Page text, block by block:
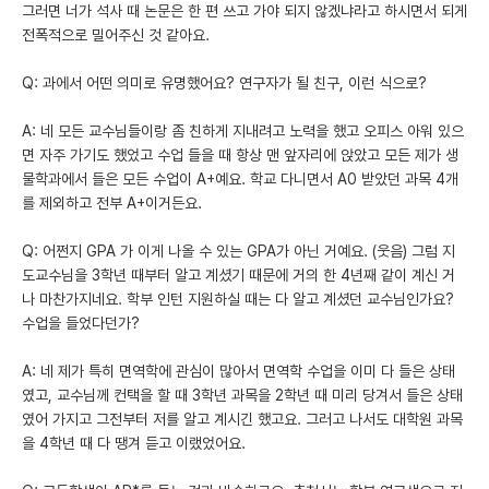
그러면 너가 석사 때 논문은 한 편 쓰고 가야 되지 않겠냐라고 하시면서 되게
전폭적으로 밀어주신 것 같아요.
Q: 과에서 어떤 의미로 유명했어요? 연구자가 될 친구, 이런 식으로?
A: 네 모든 교수님들이랑 좀 친하게 지내려고 노력을 했고 오피스 아워 있으
면 자주 가기도 했었고 수업 들을 때 항상 맨 앞자리에 앉았고 모든 제가 생
물학과에서 들은 모든 수업이 A+예요. 학교 다니면서 A0 받았던 과목 4개
를 제외하고 전부 A+이거든요.
Q: 어쩐지 GPA 가 이게 나올 수 있는 GPA가 아닌 거예요. (웃음) 그럼 지
도교수님을 3학년 때부터 알고 계셨기 때문에 거의 한 4년째 같이 계신 거
나 마찬가지네요. 학부 인턴 지원하실 때는 다 알고 계셨던 교수님인가요?
수업을 들었다던가?
A: 네 제가 특히 면역학에 관심이 많아서 면역학 수업을 이미 다 들은 상태
였고, 교수님께 컨택을 할 때 3학년 과목을 2학년 때 미리 당겨서 들은 상태
였어 가지고 그전부터 저를 알고 계시긴 했고요. 그러고 나서도 대학원 과목
을 4학년 때 다 땡겨 듣고 이랬었어요.